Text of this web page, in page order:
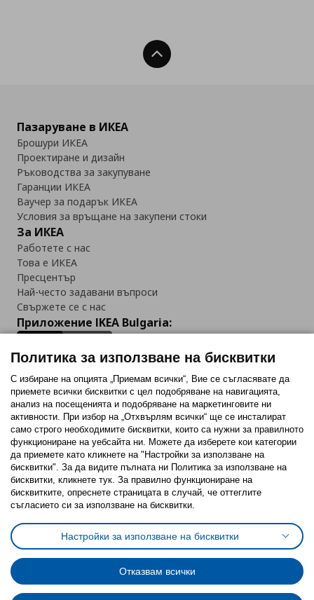
Нагоре
Пазаруване в ИКЕА
Брошури ИКЕА
Проектиране и дизайн
Ръководства за закупуване
Гаранции ИКЕА
Ваучер за подарък ИКЕА
Условия за връщане на закупени стоки
За ИКЕА
Работете с нас
Това е ИКЕА
Пресцентър
Най-често задавани въпроси
Свържете се с нас
Приложение IKEA Bulgaria:
Последвайте ни:
FacebookTwitterYoutubePinterestInstagram
Политика за използване на бисквитки (Cookies)
Избор на настройки за използване на бисквитки
Условия за ползване на ikea.bgОбща политика за личните данни
Политика за защита на личните данни на ikea.bg
Общи условия на програма IKEA Family
Политика за защита на лични данни на програма IKEA Family
Политика за използване на бисквитки
С избиране на опцията „Приемам всички“, Вие се съгласявате да
приемете всички бисквитки с цел подобряване на навигацията,
анализ на посещенията и подобряване на маркетинговите ни
активности. При избор на „Отхвърлям всички“ ще се инсталират
само строго необходимитe бисквитки, които са нужни за правилното
функциониране на уебсайта ни. Можете да изберете кои категории
да приемете като кликнете на "Настройки за използване на
бисквитки". За да видите пълната ни Политика за използване на
бисквитки, кликнете тук. За правилно функциониране на
бисквитките, опреснете страницата в случай, че оттеглите
съгласието си за използване на бисквитки.
Настройки за използване на бисквитки
Отказвам всички